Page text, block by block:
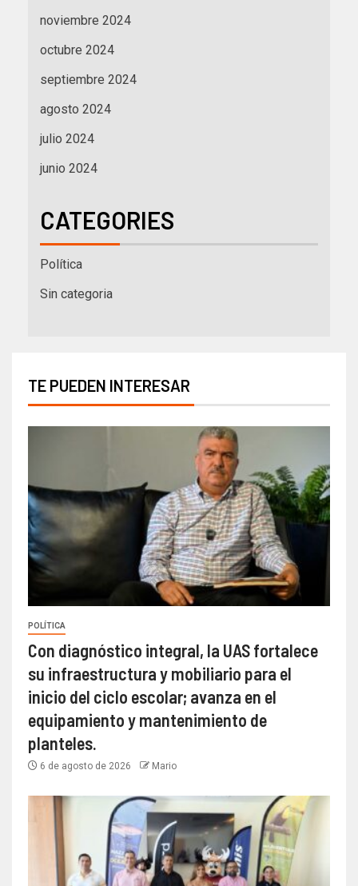
noviembre 2024
octubre 2024
septiembre 2024
agosto 2024
julio 2024
junio 2024
CATEGORIES
Política
Sin categoria
TE PUEDEN INTERESAR
POLÍTICA
Con diagnóstico integral, la UAS fortalece
su infraestructura y mobiliario para el
inicio del ciclo escolar; avanza en el
equipamiento y mantenimiento de
planteles.
6 de agosto de 2026 Mario